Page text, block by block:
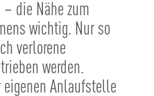
die Nähe zum
wichtig. Nur so
verlorene
werden.
Anlaufstelle